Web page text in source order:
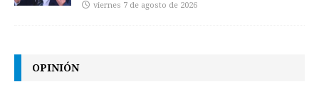
viernes 7 de agosto de 2026
OPINIÓN